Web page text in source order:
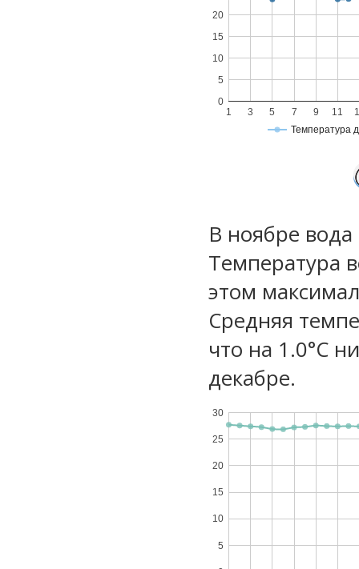
Температура
1 3 5 7 9 11
0
5
10
15
20
В ноябре
Температура
этом
Средняя
что на 1.0°C
декабре.
5
10
15
20
25
30